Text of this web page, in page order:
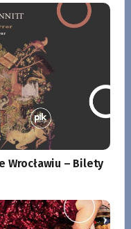
Wrocławiu – Bilety